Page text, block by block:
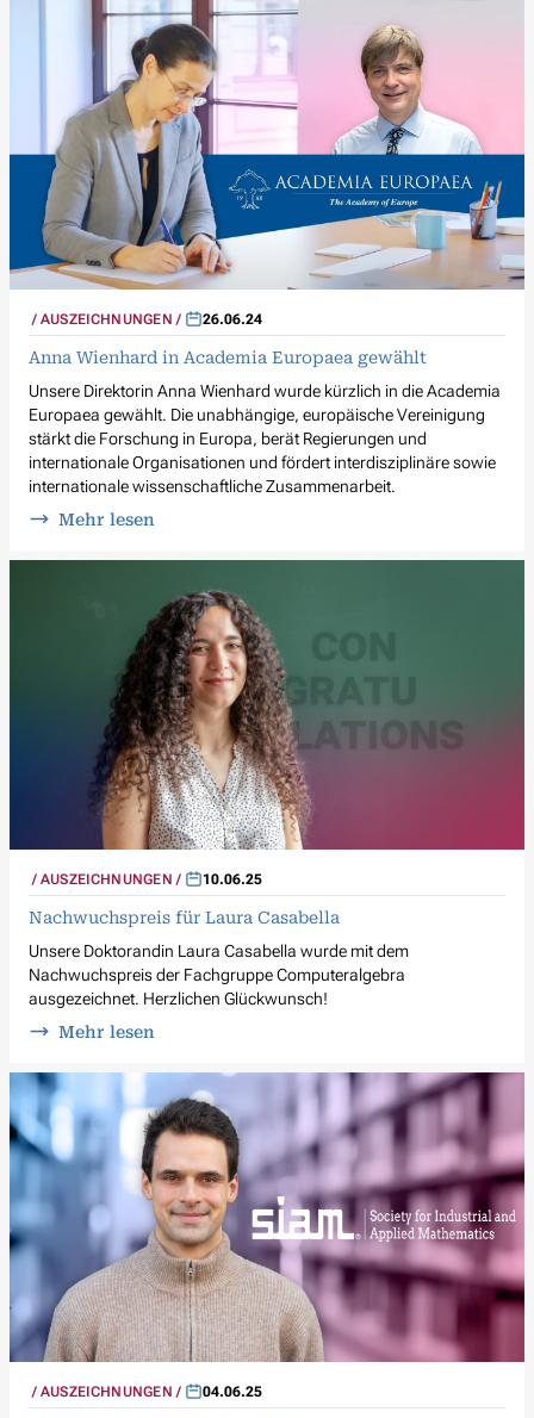
AUSZEICHNUNGEN 26.06.24
Anna Wienhard in Academia Europaea gewählt
Unsere Direktorin Anna Wienhard wurde kürzlich in die Academia
Europaea gewählt. Die unabhängige, europäische Vereinigung
stärkt die Forschung in Europa, berät Regierungen und
internationale Organisationen und fördert interdisziplinäre sowie
internationale wissenschaftliche Zusammenarbeit.
Mehr lesen
AUSZEICHNUNGEN 10.06.25
Nachwuchspreis für Laura Casabella
Unsere Doktorandin Laura Casabella wurde mit dem
Nachwuchspreis der Fachgruppe Computeralgebra
ausgezeichnet. Herzlichen Glückwunsch!
Mehr lesen
AUSZEICHNUNGEN 04.06.25